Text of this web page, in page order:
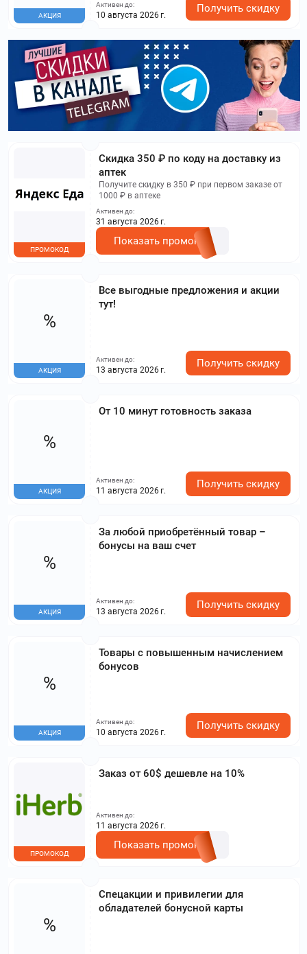
АКЦИЯ
Активен до:
10 августа 2026 г.
Получить скидку
​Скидка 350 ₽ по коду на доставку из
аптек
Получите скидку в 350 ₽ при первом заказе от
1000 ₽ в аптеке
ПРОМОКОД
Активен до:
31 августа 2026 г.
Показать промокод
Все выгодные предложения и акции
тут!
%
АКЦИЯ
Активен до:
13 августа 2026 г.
Получить скидку
От 10 минут готовность заказа
%
АКЦИЯ
Активен до:
11 августа 2026 г.
Получить скидку
За любой приобретённый товар –
бонусы на ваш счет
%
АКЦИЯ
Активен до:
13 августа 2026 г.
Получить скидку
Товары с повышенным начислением
бонусов
%
АКЦИЯ
Активен до:
10 августа 2026 г.
Получить скидку
Заказ от 60$ дешевле на 10%
ПРОМОКОД
Активен до:
11 августа 2026 г.
Показать промокод
Спецакции и привилегии для
обладателей бонусной карты
%